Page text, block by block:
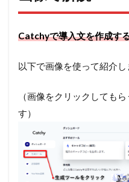
Catchyで導入文を作成す
以下で画像を使って紹介し
（画像をクリックしても
す）